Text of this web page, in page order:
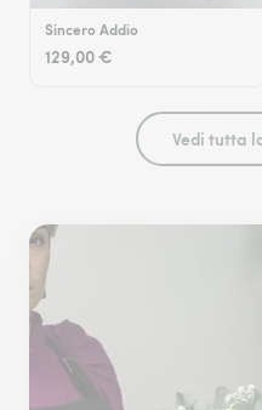
Sincero Addio
129,00 €
Vedi tutta